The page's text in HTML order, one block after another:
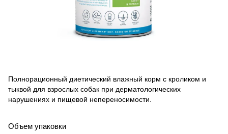
Полнорационный диетический влажный корм с кроликом и
тыквой для взрослых собак при дерматологических
нарушениях и пищевой непереносимости.
Объем упаковки